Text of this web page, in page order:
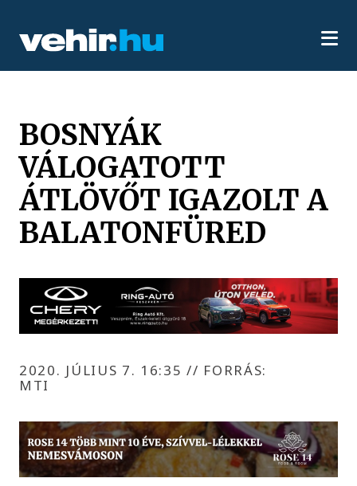
BOSNYÁK
VÁLOGATOTT
ÁTLÖVŐT IGAZOLT A
BALATONFÜRED
2020. JÚLIUS 7. 16:35// FORRÁS:
MTI